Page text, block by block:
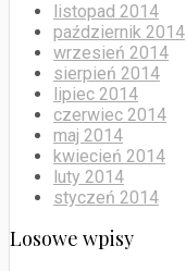
listopad 2014
październik 2014
wrzesień 2014
sierpień 2014
lipiec 2014
czerwiec 2014
maj 2014
kwiecień 2014
luty 2014
styczeń 2014
Losowe wpisy